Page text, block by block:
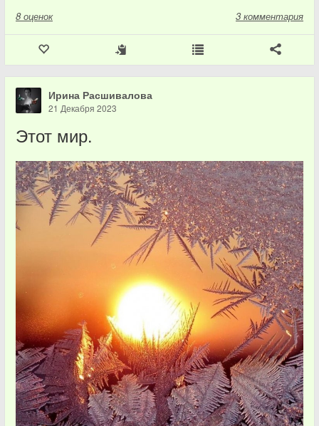
8 оценок 3 комментария
Ирина Расшивалова
21 Декабря 2023
Этот мир.